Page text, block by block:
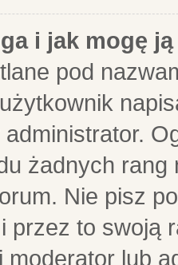
i jak mogę
pod
żadnych
Nie pisz
przez to swoją
moderator lub